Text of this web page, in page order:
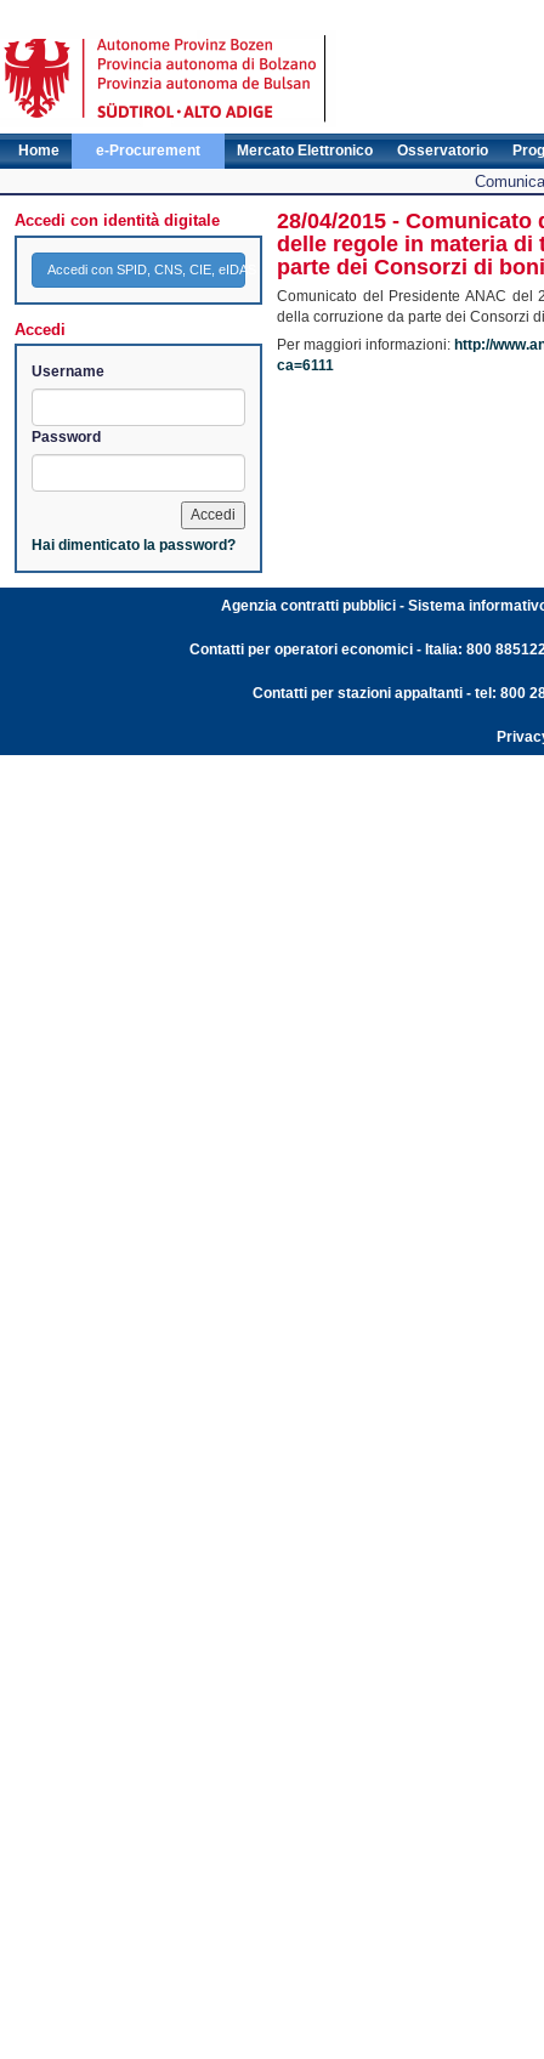
Home e-Procurement Mercato Elettronico Osservatorio
Accedi con identità digitale
Accedi con SPID, CNS, CIE, eIDAS
Accedi
Username
Password
Hai dimenticato la password?
28/04/2015 - Comunicato
delle regole in materia di
parte dei Consorzi di
Comunicato del Presidente ANAC del
della corruzione da parte dei Consorzi
Per maggiori informazioni: http://
ca=6111
Agenzia contratti pubblici - Sistema
Contatti per operatori economici - Italia: 800
Contatti per stazioni appaltanti - tel: 800